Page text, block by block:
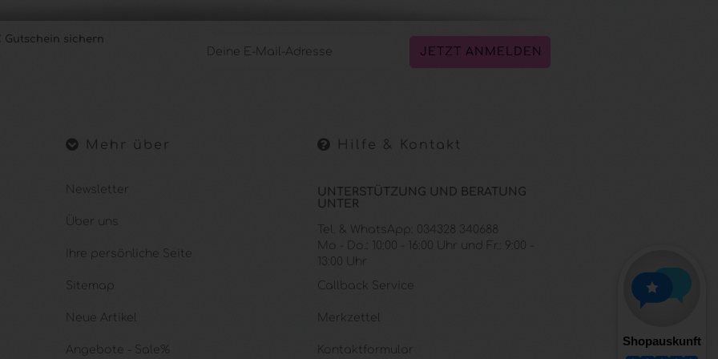
Gutschein sichern
Mehr über
Newsletter
Über uns
Ihre persönliche Seite
Sitemap
Neue Artikel
Angebote - Sale%
Hilfe & Kontakt
UNTERSTÜTZUNG UND BERATUNG
UNTER
Tel. & WhatsApp: 034328 340688
Mo - Do.: 10:00 - 16:00 Uhr und Fr.: 9:00 -
13:00 Uhr
Callback Service
Merkzettel
Kontaktformular